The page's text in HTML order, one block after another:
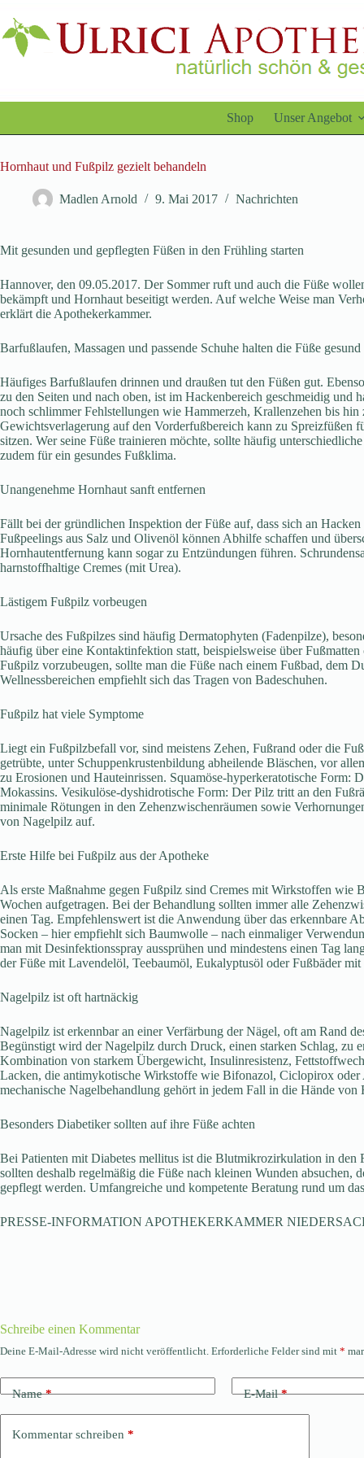
Inhalt
springen
Shop Unser Angebot
Hornhaut und Fußpilz gezielt behandeln
Madlen Arnold 9. Mai 2017 Nachrichten
Mit gesunden und gepflegten Füßen in den Frühling starten
Hannover, den 09.05.2017. Der Sommer ruft und auch die Füße
bekämpft und Hornhaut beseitigt werden. Auf welche Weise man
erklärt die Apothekerkammer.
Barfußlaufen, Massagen und passende Schuhe halten die Füße gesund
Häufiges Barfußlaufen drinnen und draußen tut den Füßen gut.
zu den Seiten und nach oben, ist im Hackenbereich geschmeidig und
noch schlimmer Fehlstellungen wie Hammerzeh, Krallenzehen bis
Gewichtsverlagerung auf den Vorderfußbereich kann zu Spreizfüßen
sitzen. Wer seine Füße trainieren möchte, sollte häufig
zudem für ein gesundes Fußklima.
Unangenehme Hornhaut sanft entfernen
Fällt bei der gründlichen Inspektion der Füße auf, dass sich an
Fußpeelings aus Salz und Olivenöl können Abhilfe schaffen und
Hornhautentfernung kann sogar zu Entzündungen führen.
harnstoffhaltige Cremes (mit Urea).
Lästigem Fußpilz vorbeugen
Ursache des Fußpilzes sind häufig Dermatophyten (Fadenpilze),
häufig über eine Kontaktinfektion statt, beispielsweise über
Fußpilz vorzubeugen, sollte man die Füße nach einem Fußbad, dem
Wellnessbereichen empfiehlt sich das Tragen von Badeschuhen.
Fußpilz hat viele Symptome
Liegt ein Fußpilzbefall vor, sind meistens Zehen, Fußrand oder die
getrübte, unter Schuppenkrustenbildung abheilende Bläschen, vor
zu Erosionen und Hauteinrissen. Squamöse-hyperkeratotische Form:
Mokassins. Vesikulöse-dyshidrotische Form: Der Pilz tritt an den
minimale Rötungen in den Zehenzwischenräumen sowie
von Nagelpilz auf.
Erste Hilfe bei Fußpilz aus der Apotheke
Als erste Maßnahme gegen Fußpilz sind Cremes mit Wirkstoffen
Wochen aufgetragen. Bei der Behandlung sollten immer alle
einen Tag. Empfehlenswert ist die Anwendung über das erkennbare
Socken – hier empfiehlt sich Baumwolle – nach einmaliger
man mit Desinfektionsspray aussprühen und mindestens einen Tag
der Füße mit Lavendelöl, Teebaumöl, Eukalyptusöl oder Fußbäder
Nagelpilz ist oft hartnäckig
Nagelpilz ist erkennbar an einer Verfärbung der Nägel, oft am Rand
Begünstigt wird der Nagelpilz durch Druck, einen starken Schlag, zu
Kombination von starkem Übergewicht, Insulinresistenz,
Lacken, die antimykotische Wirkstoffe wie Bifonazol, Ciclopirox oder
mechanische Nagelbehandlung gehört in jedem Fall in die Hände von
Besonders Diabetiker sollten auf ihre Füße achten
Bei Patienten mit Diabetes mellitus ist die Blutmikrozirkulation in den
sollten deshalb regelmäßig die Füße nach kleinen Wunden
gepflegt werden. Umfangreiche und kompetente Beratung rund um
PRESSE-INFORMATION APOTHEKERKAMMER
Schreibe einen Kommentar
Deine E-Mail-Adresse wird nicht veröffentlicht. Erforderliche Felder sind mit *
Name* E-Mail*
Kommentar schreiben *